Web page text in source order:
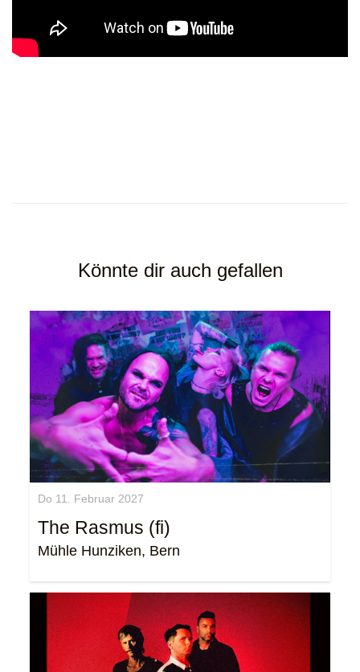
Könnte dir auch gefallen
Do 11. Februar 2027
The Rasmus (fi)
Mühle Hunziken, Bern